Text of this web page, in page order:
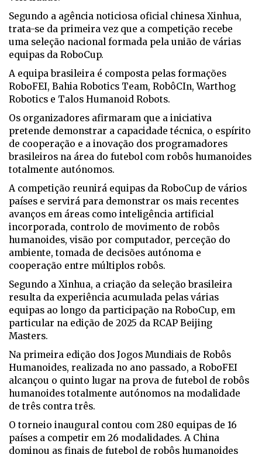
Segundo a agência noticiosa oficial chinesa Xinhua,
trata-se da primeira vez que a competição recebe
uma seleção nacional formada pela união de várias
equipas da RoboCup.
A equipa brasileira é composta pelas formações
RoboFEI, Bahia Robotics Team, RobôCIn, Warthog
Robotics e Talos Humanoid Robots.
Os organizadores afirmaram que a iniciativa
pretende demonstrar a capacidade técnica, o espírito
de cooperação e a inovação dos programadores
brasileiros na área do futebol com robôs humanoides
totalmente autónomos.
A competição reunirá equipas da RoboCup de vários
países e servirá para demonstrar os mais recentes
avanços em áreas como inteligência artificial
incorporada, controlo de movimento de robôs
humanoides, visão por computador, perceção do
ambiente, tomada de decisões autónoma e
cooperação entre múltiplos robôs.
Segundo a Xinhua, a criação da seleção brasileira
resulta da experiência acumulada pelas várias
equipas ao longo da participação na RoboCup, em
particular na edição de 2025 da RCAP Beijing
Masters.
Na primeira edição dos Jogos Mundiais de Robôs
Humanoides, realizada no ano passado, a RoboFEI
alcançou o quinto lugar na prova de futebol de robôs
humanoides totalmente autónomos na modalidade
de três contra três.
O torneio inaugural contou com 280 equipas de 16
países a competir em 26 modalidades. A China
dominou as finais de futebol de robôs humanoides